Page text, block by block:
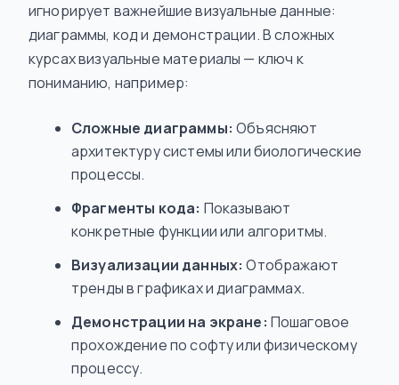
игнорирует важнейшие визуальные данные:
диаграммы, код и демонстрации. В сложных
курсах визуальные материалы — ключ к
пониманию, например:
Сложные диаграммы: Объясняют
архитектуру системы или биологические
процессы.
Фрагменты кода: Показывают
конкретные функции или алгоритмы.
Визуализации данных: Отображают
тренды в графиках и диаграммах.
Демонстрации на экране: Пошаговое
прохождение по софту или физическому
процессу.